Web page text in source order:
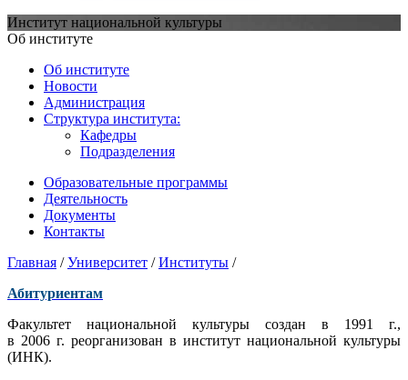
Институт национальной культуры
Об институте
Об институте
Новости
Администрация
Структура института:
Кафедры
Подразделения
Образовательные программы
Деятельность
Документы
Контакты
Главная /Университет /Институты /
Абитуриентам
Факультет национальной культуры создан в 1991 г.,
в 2006 г. реорганизован в институт национальной культуры
(ИНК).